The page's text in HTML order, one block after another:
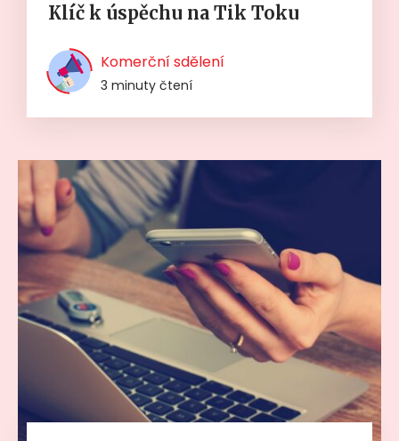
Klíč k úspěchu na Tik Toku
Komerční sdělení
3 minuty čtení